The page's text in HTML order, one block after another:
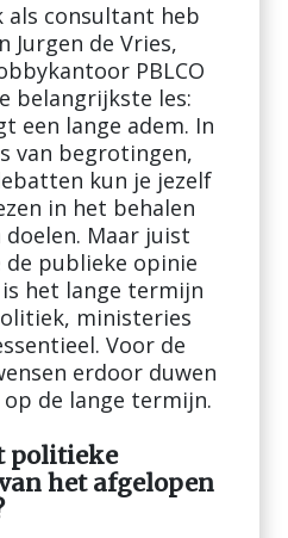
als consultant heb
Jurgen de Vries,
PBLCO
belangrijkste les:
een lange adem. In
van begrotingen,
kun je jezelf
in het behalen
Maar juist
publieke opinie
het lange termijn
ministeries
Voor de
erdoor duwen
de lange termijn.
politieke
het afgelopen